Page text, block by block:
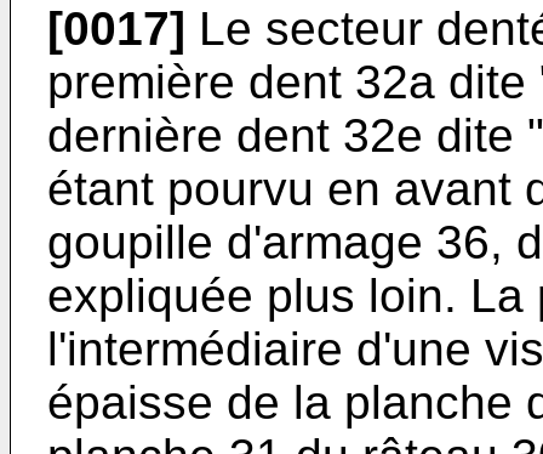
[0017] Le secteur
première dent 32a
dernière dent 32e dite
étant pourvu en avant
goupille d'armage 36,
expliquée plus loin.
l'intermédiaire d'une
épaisse de la planche